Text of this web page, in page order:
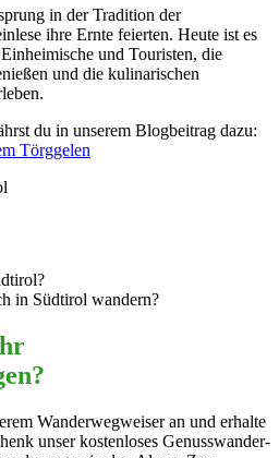
in der Tradition der
ihre Ernte feierten. Heute ist es
und Touristen, die
und die kulinarischen
du in unserem Blogbeitrag dazu:
Törggelen
in Südtirol wandern?
Wanderwegweiser an und erhalte
unser kostenloses Genusswander-